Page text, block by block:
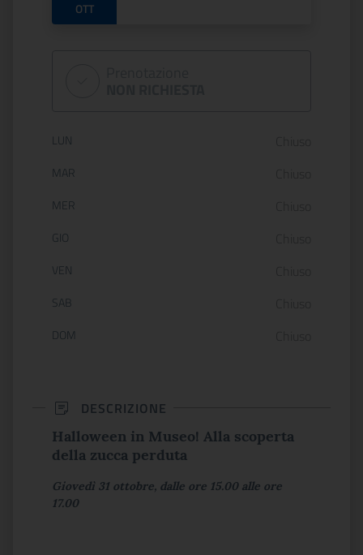
OTT
Orario di apertura:
LUN
MAR
MER
GIO
VEN
SAB
DOM
DESCRIZIONE
Halloween in Museo! Alla scoperta
della zucca perduta
Giovedì 31 ottobre, dalle ore 15.00 alle ore
17.00